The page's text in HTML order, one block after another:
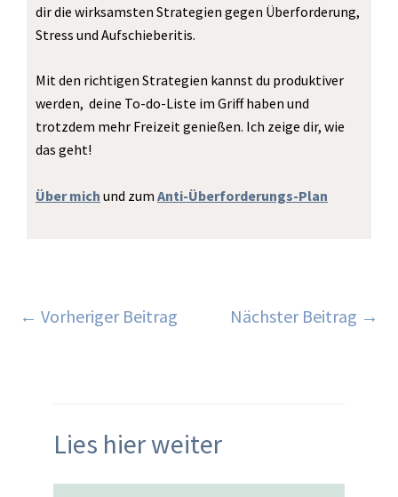
a n
dir die wirksamsten Strategien gegen Überforderung,
Stress und Aufschieberitis.
Mit den richtigen Strategien kannst du produktiver
werden, deine To-do-Liste im Griff haben und
trotzdem mehr Freizeit genießen. Ich zeige dir, wie
das geht!
Über mich und zum Anti-Überforderungs-Plan
← Vorheriger Beitrag Nächster Beitrag →
Lies hier weiter